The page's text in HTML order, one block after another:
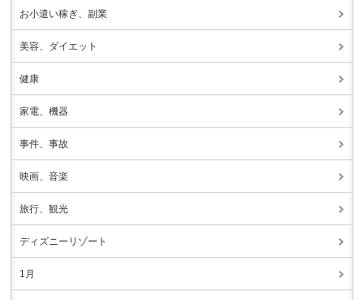
お小遣い稼ぎ、副業
美容、ダイエット
健康
家電、機器
事件、事故
映画、音楽
旅行、観光
ディズニーリゾート
1月